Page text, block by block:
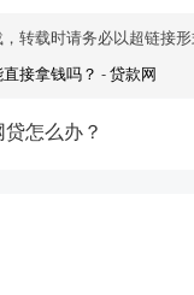
转载时请务必以超链接
接拿钱吗？ -贷款网
怎么办？